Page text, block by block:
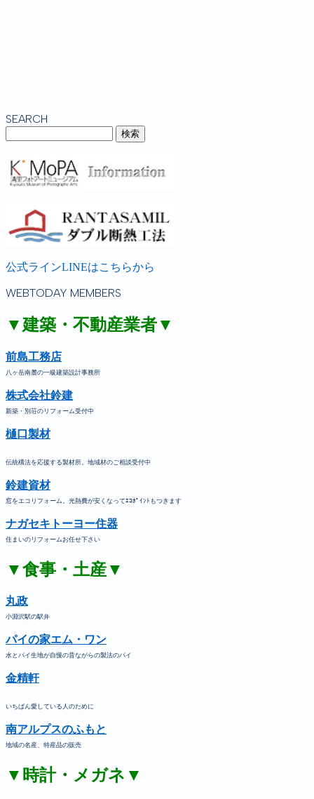
SEARCH
公式ラインLINEはこちらから
WEBTODAY MEMBERS
▼建築・不動産業者▼
前島工務店
八ヶ岳南麓の一級建築設計事務所
株式会社鈴建
新築・別荘のリフォーム受付中
樋口製材
伝統構法を応援する製材所。地域材のご相談受付中
鈴建資材
窓をエコリフォーム。光熱費が安くなってｴｺﾎﾟｲﾝﾄもつきます
ナガセキトーヨー住器
住まいのリフォームお任せ下さい
▼食事・土産▼
丸政
小淵沢駅の駅弁
パイの家エム・ワン
水とパイ生地が自慢の昔ながらの製法のパイ
金精軒
いちばん愛している人のために
南アルプスのふもと
地域の名産、特産品の販売
▼時計・メガネ▼